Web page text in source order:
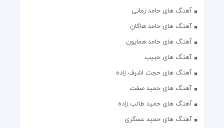
آهنگ های حامد زمانی
آهنگ های حامد هاکان
آهنگ های حامد همایون
آهنگ های حبیب
آهنگ های حجت اشرف زاده
آهنگ های حمید صفت
آهنگ های حمید طالب زاده
آهنگ های حمید عسگری